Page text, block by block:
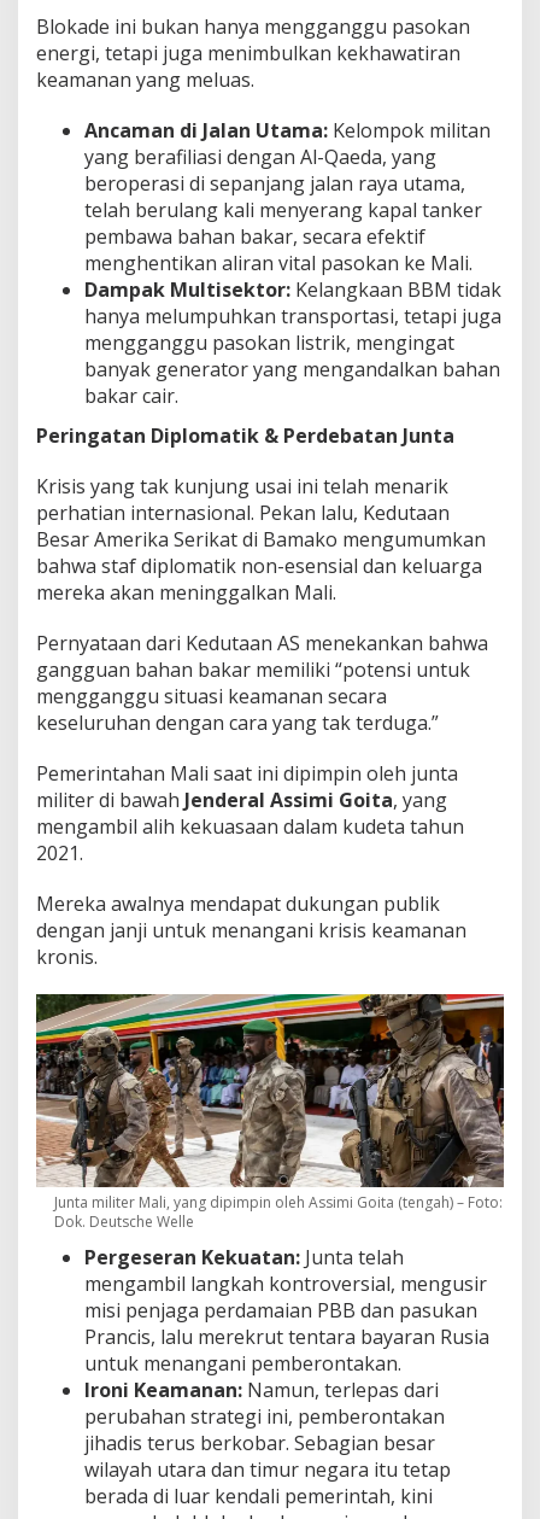
Blokade ini bukan hanya mengganggu pasokan
energi, tetapi juga menimbulkan kekhawatiran
keamanan yang meluas.
Ancaman di Jalan Utama: Kelompok militan
yang berafiliasi dengan Al-Qaeda, yang
beroperasi di sepanjang jalan raya utama,
telah berulang kali menyerang kapal tanker
pembawa bahan bakar, secara efektif
menghentikan aliran vital pasokan ke Mali.
Dampak Multisektor: Kelangkaan BBM tidak
hanya melumpuhkan transportasi, tetapi juga
mengganggu pasokan listrik, mengingat
banyak generator yang mengandalkan bahan
bakar cair.
Peringatan Diplomatik & Perdebatan Junta
Krisis yang tak kunjung usai ini telah menarik
perhatian internasional. Pekan lalu, Kedutaan
Besar Amerika Serikat di Bamako mengumumkan
bahwa staf diplomatik non-esensial dan keluarga
mereka akan meninggalkan Mali.
Pernyataan dari Kedutaan AS menekankan bahwa
gangguan bahan bakar memiliki “potensi untuk
mengganggu situasi keamanan secara
keseluruhan dengan cara yang tak terduga.”
Pemerintahan Mali saat ini dipimpin oleh junta
militer di bawah Jenderal Assimi Goita, yang
mengambil alih kekuasaan dalam kudeta tahun
2021.
Mereka awalnya mendapat dukungan publik
dengan janji untuk menangani krisis keamanan
kronis.
Junta militer Mali, yang dipimpin oleh Assimi Goita (tengah) – Foto:
Dok. Deutsche Welle
Pergeseran Kekuatan: Junta telah
mengambil langkah kontroversial, mengusir
misi penjaga perdamaian PBB dan pasukan
Prancis, lalu merekrut tentara bayaran Rusia
untuk menangani pemberontakan.
Ironi Keamanan: Namun, terlepas dari
perubahan strategi ini, pemberontakan
jihadis terus berkobar. Sebagian besar
wilayah utara dan timur negara itu tetap
berada di luar kendali pemerintah, kini